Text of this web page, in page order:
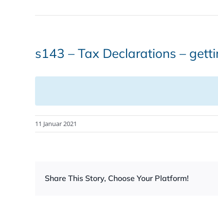
s143 – Tax Declarations –
11 Januar 2021
Share This Story, Choose Your Platform!